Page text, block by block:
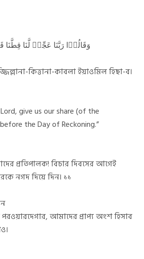
وَقَالُوۡا رَبَّنَا عَجِّلۡ لَّنَا
কিত্তানা-কাবলা ইয়াওমিল হিছা-ব।
give us our share (of the
the Day of Reckoning.”
প্রতিপালক! বিচার দিবসের আগেই
নগদ দিয়ে দিন। ১১
আমাদের প্রাপ্য অংশ হিসাব